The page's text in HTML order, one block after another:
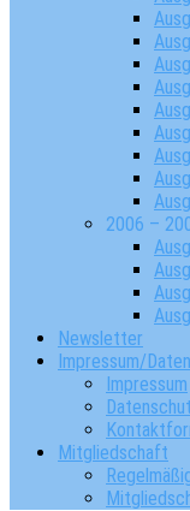
2006 –
Newsletter
Impressum/
Impressum
Mitgliedschaft